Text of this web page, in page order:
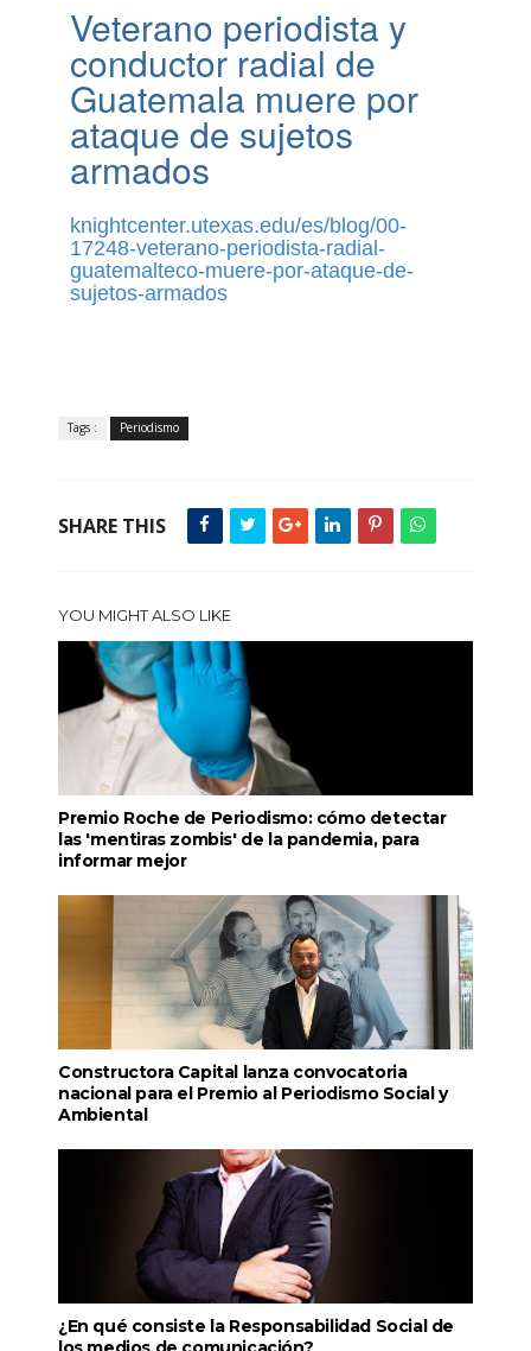
Veterano periodista y
conductor radial de
Guatemala muere por
ataque de sujetos
armados
knightcenter.utexas.edu/es/blog/00-
17248-veterano-periodista-radial-
guatemalteco-muere-por-ataque-de-
sujetos-armados
Tags : Periodismo
SHARE THIS
YOU MIGHT ALSO LIKE
Premio Roche de Periodismo: cómo detectar
las 'mentiras zombis' de la pandemia, para
informar mejor
Constructora Capital lanza convocatoria
nacional para el Premio al Periodismo Social y
Ambiental
¿En qué consiste la Responsabilidad Social de